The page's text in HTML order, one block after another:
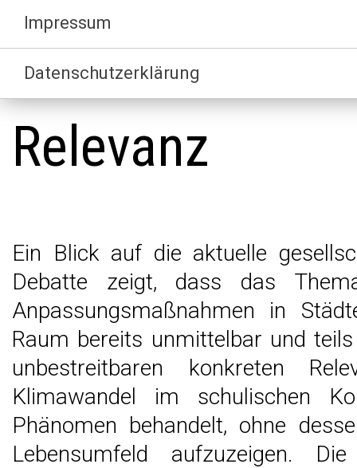
Impressum
Datenschutzerklärung
Relevanz
Ein Blick auf die aktuelle
Debatte zeigt, dass das
Anpassungsmaßnahmen in
Raum bereits unmittelbar und
unbestreitbaren konkreten
Klimawandel im schulischen
Phänomen behandelt, ohne
Lebensumfeld aufzuzeigen.